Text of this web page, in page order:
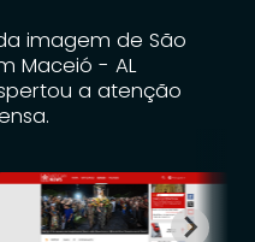
imagem de São
Maceió - AL
a atenção